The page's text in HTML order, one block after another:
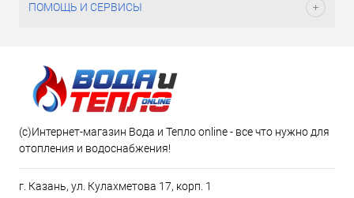
ПОМОЩЬ И СЕРВИСЫ
(c)Интернет-магазин Вода и Тепло online - все что нужно для
отопления и водоснабжения!
г. Казань, ул. Кулахметова 17, корп. 1